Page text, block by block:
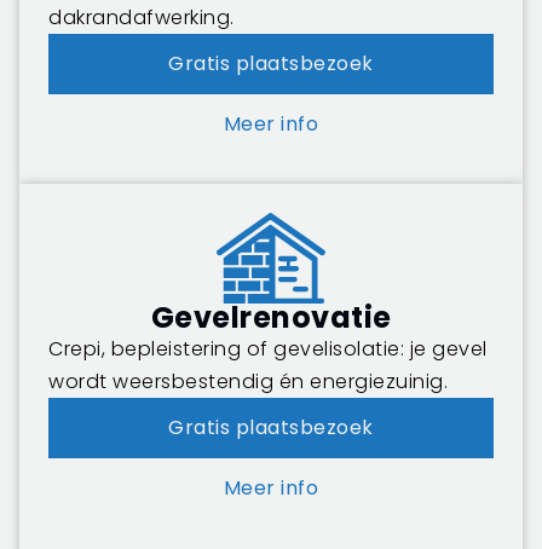
dakrandafwerking.
Gratis plaatsbezoek
Meer info
Gevelrenovatie
Crepi, bepleistering of gevelisolatie: je gevel
wordt weersbestendig én energiezuinig.
Gratis plaatsbezoek
Meer info